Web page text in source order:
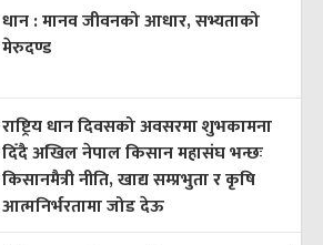
धान : मानव जीवनको आधार, सभ्यताको
मेरुदण्ड
राष्ट्रिय धान दिवसको अवसरमा शुभकामना
दिँदै अखिल नेपाल किसान महासंघ भन्छः
किसानमैत्री नीति, खाद्य सम्प्रभुता र कृषि
आत्मनिर्भरतामा जोड देऊ